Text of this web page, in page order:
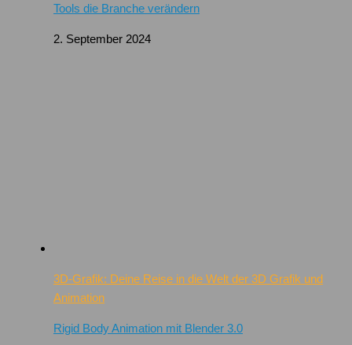
Tools die Branche verändern
2. September 2024
3D-Grafik: Deine Reise in die Welt der 3D Grafik und
Animation
Rigid Body Animation mit Blender 3.0